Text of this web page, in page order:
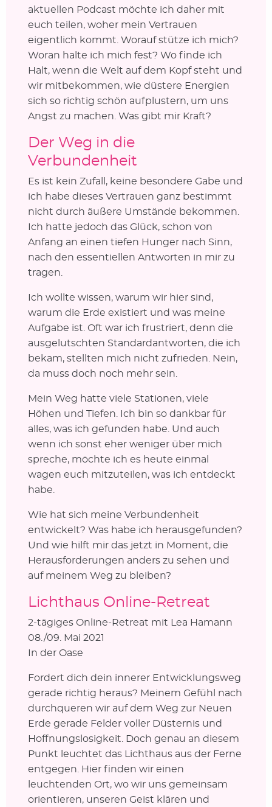
aktuellen Podcast möchte ich daher mit
euch teilen, woher mein Vertrauen
eigentlich kommt. Worauf stütze ich mich?
Woran halte ich mich fest? Wo finde ich
Halt, wenn die Welt auf dem Kopf steht und
wir mitbekommen, wie düstere Energien
sich so richtig schön aufplustern, um uns
Angst zu machen. Was gibt mir Kraft?
Der Weg in die
Verbundenheit
Es ist kein Zufall, keine besondere Gabe und
ich habe dieses Vertrauen ganz bestimmt
nicht durch äußere Umstände bekommen.
Ich hatte jedoch das Glück, schon von
Anfang an einen tiefen Hunger nach Sinn,
nach den essentiellen Antworten in mir zu
tragen.
Ich wollte wissen, warum wir hier sind,
warum die Erde existiert und was meine
Aufgabe ist. Oft war ich frustriert, denn die
ausgelutschten Standardantworten, die ich
bekam, stellten mich nicht zufrieden. Nein,
da muss doch noch mehr sein.
Mein Weg hatte viele Stationen, viele
Höhen und Tiefen. Ich bin so dankbar für
alles, was ich gefunden habe. Und auch
wenn ich sonst eher weniger über mich
spreche, möchte ich es heute einmal
wagen euch mitzuteilen, was ich entdeckt
habe.
Wie hat sich meine Verbundenheit
entwickelt? Was habe ich herausgefunden?
Und wie hilft mir das jetzt in Moment, die
Herausforderungen anders zu sehen und
auf meinem Weg zu bleiben?
Lichthaus Online-Retreat
2-tägiges Online-Retreat mit Lea Hamann
08./09. Mai 2021
In der Oase
Fordert dich dein innerer Entwicklungsweg
gerade richtig heraus? Meinem Gefühl nach
durchqueren wir auf dem Weg zur Neuen
Erde gerade Felder voller Düsternis und
Hoffnungslosigkeit. Doch genau an diesem
Punkt leuchtet das Lichthaus aus der Ferne
entgegen. Hier finden wir einen
leuchtenden Ort, wo wir uns gemeinsam
orientieren, unseren Geist klären und